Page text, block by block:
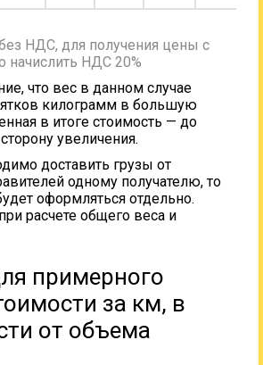
НДС, для получения цены с
начислить НДС 20%
что вес в данном случае
килограмм в большую
в итоге стоимость — до
увеличения.
доставить грузы от
одному получателю, то
оформляться отдельно.
расчете общего веса и
примерного
за км, в
от объема